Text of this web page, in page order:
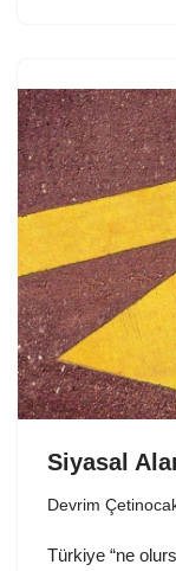
Siyasal
Devrim
Türkiye “ne